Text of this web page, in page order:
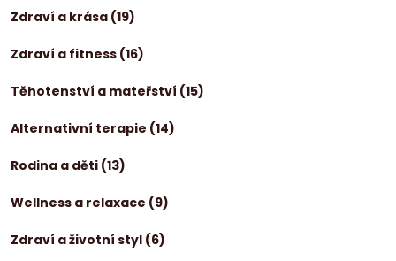
Zdraví a krása (19)
Zdraví a fitness (16)
Těhotenství a mateřství (15)
Alternativní terapie (14)
Rodina a děti (13)
Wellness a relaxace (9)
Zdraví a životní styl (6)